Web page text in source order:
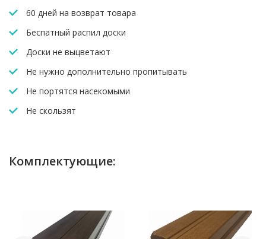
60 дней на возврат товара
Беспатный распил доски
Доски не выцветают
Не нужно дополнительно пропитывать
Не портятся насекомыми
Не скользят
Комплектующие: